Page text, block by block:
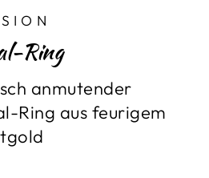
Ring
anmutender
Ring aus feurigem